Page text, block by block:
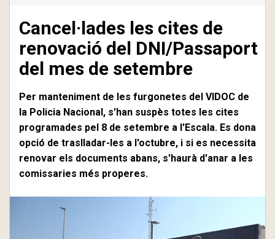
Cancel·lades les cites de
renovació del DNI/Passaport
del mes de setembre
Per manteniment de les furgonetes del VIDOC de
la Policia Nacional, s'han suspès totes les cites
programades pel 8 de setembre a l'Escala. Es dona
opció de traslladar-les a l'octubre, i si es necessita
renovar els documents abans, s'haurà d'anar a les
comissaries més properes.